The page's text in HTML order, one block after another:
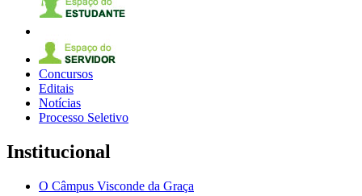
Concursos
Editais
Notícias
Processo Seletivo
Institucional
O Câmpus Visconde da Graça